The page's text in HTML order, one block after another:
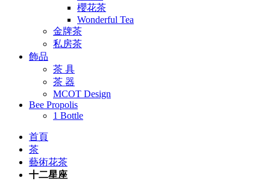
櫻花茶
Wonderful Tea
金牌茶
私房茶
飾品
茶 具
茶 器
MCOT Design
Bee Propolis
1 Bottle
首頁
茶
藝術花茶
十二星座